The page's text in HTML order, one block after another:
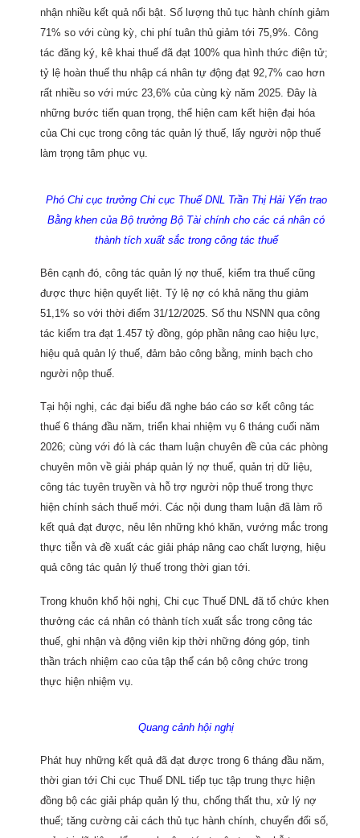
nhận nhiều kết quả nổi bật. Số lượng thủ tục hành chính giảm
71% so với cùng kỳ, chi phí tuân thủ giảm tới 75,9%. Công
tác đăng ký, kê khai thuế đã đạt 100% qua hình thức điện tử;
tỷ lệ hoàn thuế thu nhập cá nhân tự động đạt 92,7% cao hơn
rất nhiều so với mức 23,6% của cùng kỳ năm 2025. Đây là
những bước tiến quan trọng, thể hiện cam kết hiện đại hóa
của Chi cục trong công tác quản lý thuế, lấy người nộp thuế
làm trọng tâm phục vụ.
Phó Chi cục trưởng Chi cục Thuế DNL Trần Thị Hải Yến trao
Bằng khen của Bộ trưởng Bộ Tài chính cho các cá nhân có
thành tích xuất sắc trong công tác thuế
Bên cạnh đó, công tác quản lý nợ thuế, kiểm tra thuế cũng
được thực hiện quyết liệt. Tỷ lệ nợ có khả năng thu giảm
51,1% so với thời điểm 31/12/2025. Số thu NSNN qua công
tác kiểm tra đạt 1.457 tỷ đồng, góp phần nâng cao hiệu lực,
hiệu quả quản lý thuế, đảm bảo công bằng, minh bạch cho
người nộp thuế.
Tại hội nghị, các đại biểu đã nghe báo cáo sơ kết công tác
thuế 6 tháng đầu năm, triển khai nhiệm vụ 6 tháng cuối năm
2026; cùng với đó là các tham luận chuyên đề của các phòng
chuyên môn về giải pháp quản lý nợ thuế, quản trị dữ liệu,
công tác tuyên truyền và hỗ trợ người nộp thuế trong thực
hiện chính sách thuế mới. Các nội dung tham luận đã làm rõ
kết quả đạt được, nêu lên những khó khăn, vướng mắc trong
thực tiễn và đề xuất các giải pháp nâng cao chất lượng, hiệu
quả công tác quản lý thuế trong thời gian tới.
Trong khuôn khổ hội nghị, Chi cục Thuế DNL đã tổ chức khen
thưởng các cá nhân có thành tích xuất sắc trong công tác
thuế, ghi nhận và động viên kịp thời những đóng góp, tinh
thần trách nhiệm cao của tập thể cán bộ công chức trong
thực hiện nhiệm vụ.
Quang cảnh hội nghị
Phát huy những kết quả đã đạt được trong 6 tháng đầu năm,
thời gian tới Chi cục Thuế DNL tiếp tục tập trung thực hiện
đồng bộ các giải pháp quản lý thu, chống thất thu, xử lý nợ
thuế; tăng cường cải cách thủ tục hành chính, chuyển đổi số,